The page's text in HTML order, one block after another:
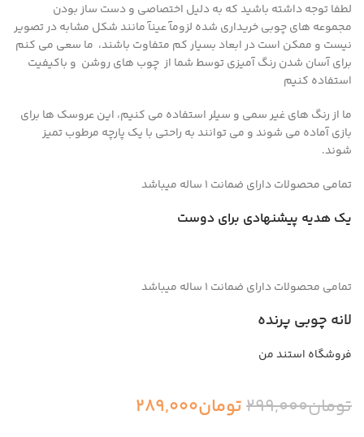
لطفا توجه داشته باشید که به دلیل اختصاصی و دست ساز بودن
مجموعه های چوبی خریداری شده لزومآ عینآ مانند شکل مشابه در تصویر
نیست و ممکن است در ابعاد بسیار کم متفاوت باشند، ما سعی می کنم
برای آسان شدن رنگ آمیزی توسط شما از چوب های روشن و باکیفیت
استفاده کنیم
ما از رنگ های غیر سمی و سیلر استفاده می کنیم، این عروسک ها برای
بازی آماده می شوند و می توانند به راحتی با یک پارچه مرطوب تمیز
شوند.
تمامی محصولات دارای ضمانت ۱ ساله میباشد
یک هدیه پیشنهادی برای دوست
تمامی محصولات دارای ضمانت ۱ ساله میباشد
لانه چوبی پرنده
فروشگاه استند من
تومان299,000تومان289,000